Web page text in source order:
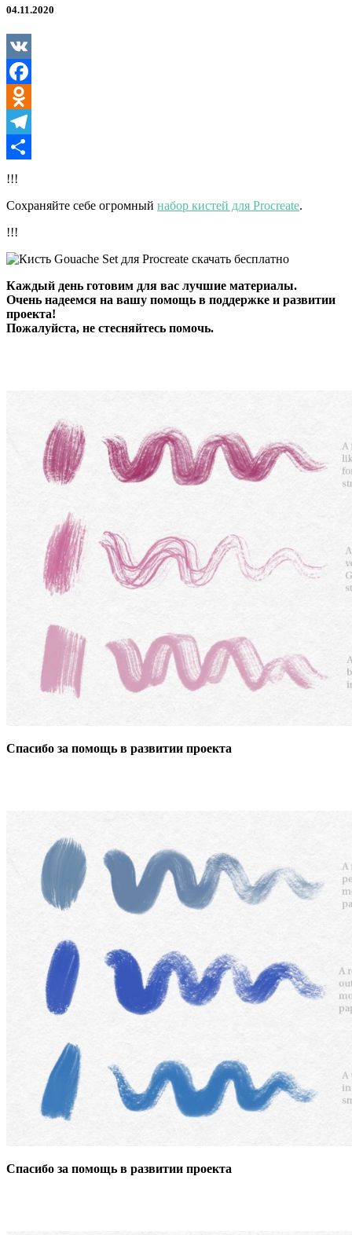
04.11.2020
VK
Facebook
Odnoklassniki
Telegram
Отправить
!!!
Сохраняйте себе огромный набор кистей для Procreate.
!!!
Каждый день готовим для вас лучшие материалы.
Очень надеемся на вашу помощь в поддержке и развитии
проекта!
Пожалуйста, не стесняйтесь помочь.
Спасибо за помощь в развитии проекта
Спасибо за помощь в развитии проекта